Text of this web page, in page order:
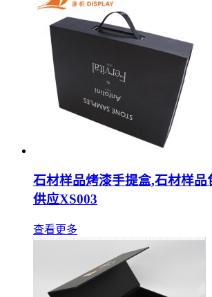
石材样品烤漆手提盒,石材样品
供应XS003
查看更多